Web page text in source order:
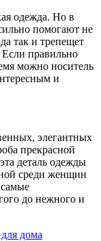
одежда. Но в
помогают не
так и трепещет
правильно
можно носитель
и
элегантных
прекрасной
деталь одежды
среди женщин
самые
до нежного и
дома